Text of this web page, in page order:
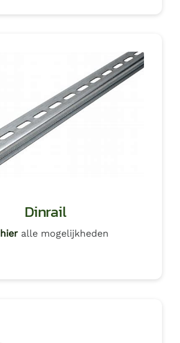
Dinrail
hieralle mogelijkheden